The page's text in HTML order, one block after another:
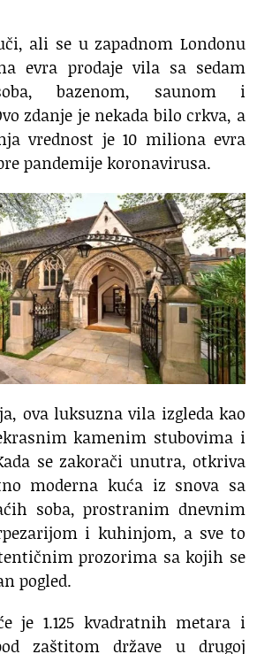
ali se u zapadnom Londonu
evra prodaje vila sa sedam
bazenom, saunom i
zdanje je nekada bilo crkva, a
vrednost je 10 miliona evra
pandemije koronavirusa.
ova luksuzna vila izgleda kao
kamenim stubovima i
se zakorači unutra, otkriva
moderna kuća iz snova sa
soba, prostranim dnevnim
i kuhinjom, a sve to
prozorima sa kojih se
pogled.
je 1.125 kvadratnih metara i
zaštitom države u drugoj